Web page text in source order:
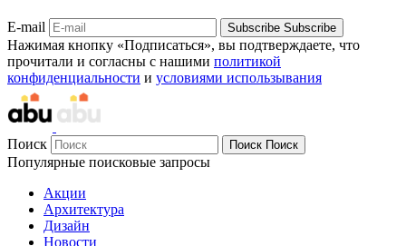
E-mail Subscribe Subscribe
Нажимая кнопку «Подписаться», вы подтверждаете, что
прочитали и согласны с нашими политикой
конфиденциальности и условиями использывания
Поиск Поиск Поиск
Популярные поисковые запросы
Акции
Архитектура
Дизайн
Новости